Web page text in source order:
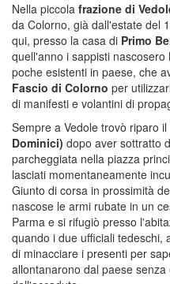
Nella piccola frazione di
da Colorno, già dall'estate del
qui, presso la casa di Primo
quell'anno i sappisti
poche esistenti in paese, che
Fascio di Colorno per
di manifesti e volantini di
Sempre a Vedole trovò riparo il
Dominici) dopo aver sottratto
parcheggiata nella piazza
lasciati momentaneamente
Giunto di corsa in prossimità
nascose le armi rubate in un
Parma e si rifugiò presso
quando i due ufficiali tedeschi,
di minacciare i presenti per
allontanarono dal paese